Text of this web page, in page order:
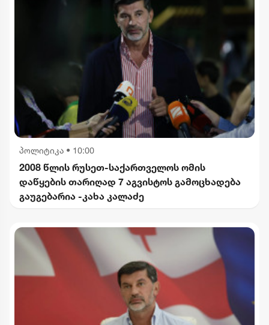
პოლიტიკა • 10:00
2008 წლის რუსეთ-საქართველოს ომის
დაწყების თარიღად 7 აგვისტოს გამოცხადება
გაუგებარია -კახა კალაძე